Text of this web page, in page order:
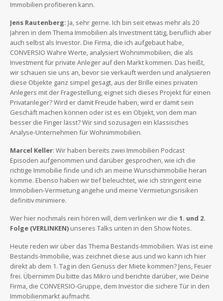
Immobilien profitieren kann.
Jens Rautenberg: Ja, sehr gerne. Ich bin seit etwas mehr als 20
Jahren in dem Thema Immobilien als Investment tätig, beruflich aber
auch selbst als Investor. Die Firma, die ich aufgebaut habe,
CONVERSIO Wahre Werte, analysiert Wohnimmobilien, die als
Investment für private Anleger auf den Markt kommen. Das heißt,
wir schauen sie uns an, bevor sie verkauft werden und analysieren
diese Objekte ganz simpel gesagt, aus der Brille eines privaten
Anlegers mit der Fragestellung, eignet sich dieses Projekt für einen
Privatanleger? Wird er damit Freude haben, wird er damit sein
Geschäft machen können oder ist es ein Objekt, von dem man
besser die Finger lässt? Wir sind sozusagen ein klassisches
Analyse-Unternehmen für Wohnimmobilien.
Marcel Keller: Wir haben bereits zwei Immobilien Podcast
Episoden aufgenommen und darüber gesprochen, wie ich die
richtige Immobilie finde und ich an meine Wunschimmobilie heran
komme. Ebenso haben wir tief beleuchtet, wie ich stringent eine
Immobilien-Vermietung angehe und meine Vermietungsrisiken
definitiv minimiere.
Wer hier nochmals rein hören will, dem verlinken wir die 1. und 2.
Folge (VERLINKEN) unseres Talks unten in den Show Notes.
Heute reden wir über das Thema Bestands-Immobilien. Was ist eine
Bestands-Immobilie, was zeichnet diese aus und wo kann ich hier
direkt ab dem 1. Tag in den Genuss der Miete kommen? Jens, Feuer
frei. Übernimm Du bitte das Mikro und berichte darüber, wie Deine
Firma, die CONVERSIO-Gruppe, dem Investor die sichere Tür in den
Immobilienmarkt aufmacht.